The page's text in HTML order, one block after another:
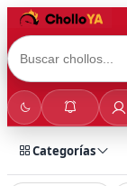
Categorías